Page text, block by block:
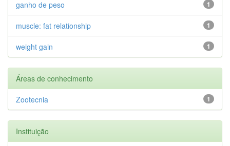
1
ganho de peso
1
muscle: fat relationship
1
weight gain
Áreas de conhecimento
1
Zootecnia
Instituição